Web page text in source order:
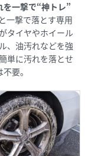
一撃で“神トレ”
一撃で落とす専用
タイヤやホイール
、油汚れなどを強
単に汚れを落とせ
要。